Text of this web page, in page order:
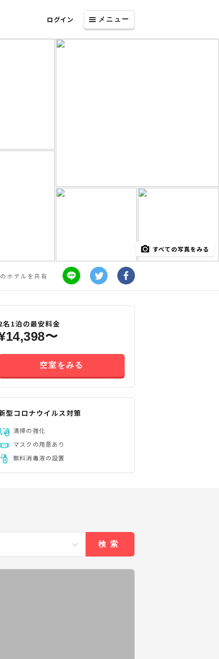
ログイン メニュー
すべての写真をみる
ホテルを共有
名 1泊の最安料金
14,398〜
空室をみる
型コロナウイルス対策
清掃の強化
マスクの用意あり
無料消毒液の設置
検索